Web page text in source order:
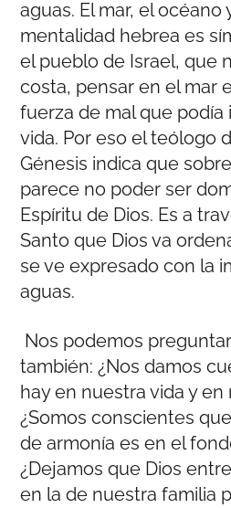
aguas. El mar, el océano
mentalidad hebrea es
el pueblo de Israel, que
costa, pensar en el mar
fuerza de mal que podía
vida. Por eso el teólogo
Génesis indica que
parece no poder ser
Espíritu de Dios. Es a
Santo que Dios va
se ve expresado con la
aguas.
Nos podemos
también: ¿Nos damos
hay en nuestra vida y
¿Somos conscientes
de armonía es en el
¿Dejamos que Dios
en la de nuestra familia